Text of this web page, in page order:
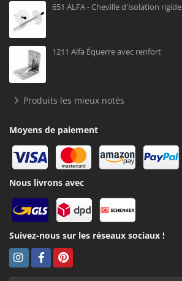
651 ALFA - Cheville d'isolation rigide
1211 Alfa Équerre avec renfort
Produits les mieux notés
Moyens de paiement
Nous livrons avec
Suivez-nous sur les réseaux sociaux !